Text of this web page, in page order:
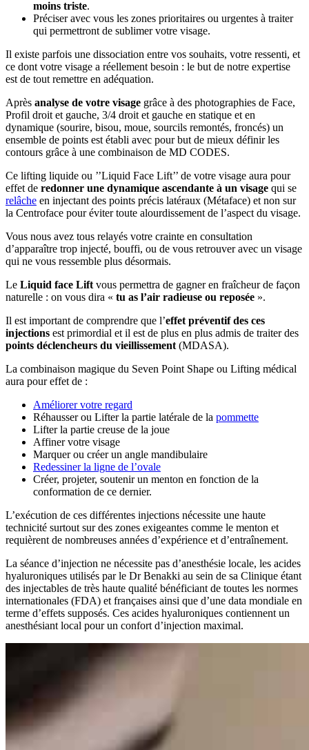
moins triste.
Préciser avec vous les zones prioritaires ou urgentes à traiter
qui permettront de sublimer votre visage.
Il existe parfois une dissociation entre vos souhaits, votre ressenti, et
ce dont votre visage a réellement besoin : le but de notre expertise
est de tout remettre en adéquation.
Après analyse de votre visage grâce à des photographies de Face,
Profil droit et gauche, 3/4 droit et gauche en statique et en
dynamique (sourire, bisou, moue, sourcils remontés, froncés) un
ensemble de points est établi avec pour but de mieux définir les
contours grâce à une combinaison de MD CODES.
Ce lifting liquide ou ’’Liquid Face Lift’’ de votre visage aura pour
effet de redonner une dynamique ascendante à un visage qui se
relâche en injectant des points précis latéraux (Métaface) et non sur
la Centroface pour éviter toute alourdissement de l’aspect du visage.
Vous nous avez tous relayés votre crainte en consultation
d’apparaître trop injecté, bouffi, ou de vous retrouver avec un visage
qui ne vous ressemble plus désormais.
Le Liquid face Lift vous permettra de gagner en fraîcheur de façon
naturelle : on vous dira « tu as l’air radieuse ou reposée ».
Il est important de comprendre que l’effet préventif des ces
injections est primordial et il est de plus en plus admis de traiter des
points déclencheurs du vieillissement (MDASA).
La combinaison magique du Seven Point Shape ou Lifting médical
aura pour effet de :
Améliorer votre regard
Réhausser ou Lifter la partie latérale de la pommette
Lifter la partie creuse de la joue
Affiner votre visage
Marquer ou créer un angle mandibulaire
Redessiner la ligne de l’ovale
Créer, projeter, soutenir un menton en fonction de la
conformation de ce dernier.
L’exécution de ces différentes injections nécessite une haute
technicité surtout sur des zones exigeantes comme le menton et
requièrent de nombreuses années d’expérience et d’entraînement.
La séance d’injection ne nécessite pas d’anesthésie locale, les acides
hyaluroniques utilisés par le Dr Benakki au sein de sa Clinique étant
des injectables de très haute qualité bénéficiant de toutes les normes
internationales (FDA) et françaises ainsi que d’une data mondiale en
terme d’effets supposés. Ces acides hyaluroniques contiennent un
anesthésiant local pour un confort d’injection maximal.